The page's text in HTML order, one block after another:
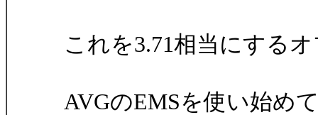
これを3.71相当にする
AVGのEMSを使い始め